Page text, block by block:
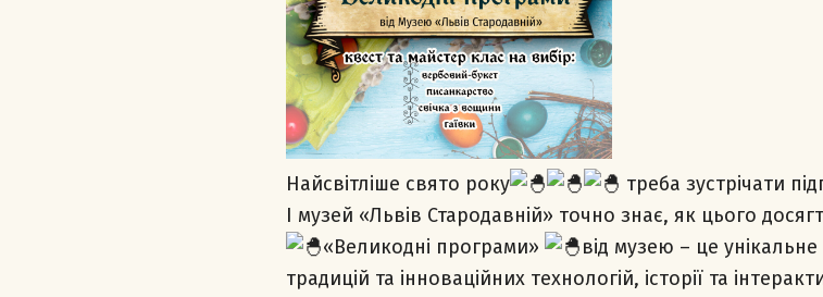
Найсвітліше свято року
треба зустрічати
І музей «Львів Стародавній» точно знає, як цього
«Великодні програми»
від музею – це
традицій та інноваційних технологій, історії та